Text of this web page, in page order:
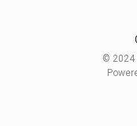
© 2024